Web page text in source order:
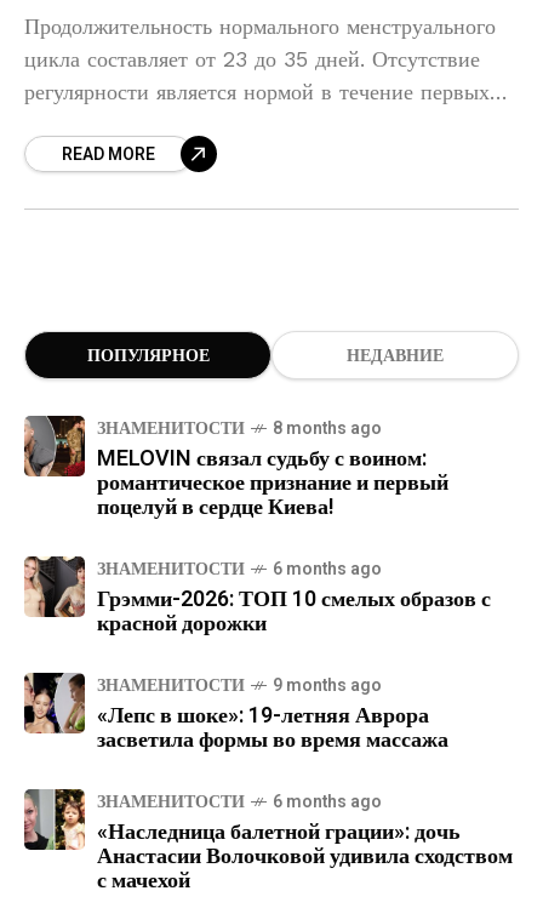
Продолжительность нормального менструального
цикла составляет от 23 до 35 дней. Отсутствие
регулярности является нормой в течение первых
менструации. А пока лучше, чтобы
READ MORE
ПОПУЛЯРНОЕ НЕДАВНИЕ
ЗНАМЕНИТОСТИ 8 months ago
MELOVIN связал судьбу с воином:
романтическое признание и первый
поцелуй в сердце Киева!
ЗНАМЕНИТОСТИ 6 months ago
Грэмми-2026: ТОП 10 смелых образов с
красной дорожки
ЗНАМЕНИТОСТИ 9 months ago
«Лепс в шоке»: 19-летняя Аврора
засветила формы во время массажа
ЗНАМЕНИТОСТИ 6 months ago
«Наследница балетной грации»: дочь
Анастасии Волочковой удивила сходством
с мачехой